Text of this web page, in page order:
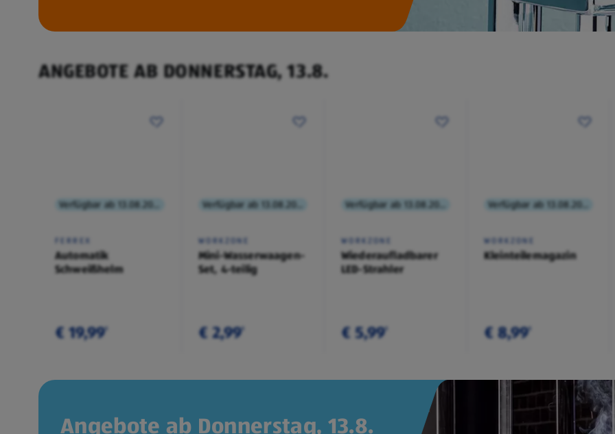
ANGEBOTE AB DONNERSTAG, 13.8.
FERREX
Automatik
Schweißhelm
€ 19,99¹
WORKZONE
Mini-Wasserwaagen-
Set, 4-teilig
€ 2,99¹
WORKZONE
Wiederaufladbarer
LED-Strahler
€ 5,99¹
WORKZONE
Kleinteilemagazin
€ 8,99¹
Angebote ab Donnerstag, 13.8.